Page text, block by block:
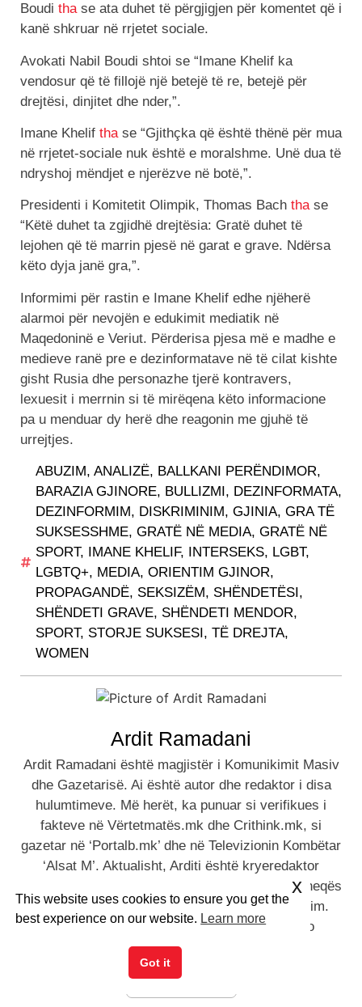
Boudi thase ata duhet të përgjigjen për komentet që i
kanë shkruar në rrjetet sociale.
Avokati Nabil Boudi shtoi se “Imane Khelif ka
vendosur që të fillojë një betejë të re, betejë për
drejtësi, dinjitet dhe nder,”.
Imane Khelif thase “Gjithçka që është thënë për mua
në rrjetet-sociale nuk është e moralshme. Unë dua të
ndryshoj mëndjet e njerëzve në botë,”.
Presidenti i Komitetit Olimpik, Thomas Bach thase
“Këtë duhet ta zgjidhë drejtësia: Gratë duhet të
lejohen që të marrin pjesë në garat e grave. Ndërsa
këto dyja janë gra,”.
Informimi për rastin e Imane Khelif edhe njëherë
alarmoi për nevojën e edukimit mediatik në
Maqedoninë e Veriut. Përderisa pjesa më e madhe e
medieve ranë pre e dezinformatave në të cilat kishte
gisht Rusia dhe personazhe tjerë kontravers,
lexuesit i merrnin si të mirëqena këto informacione
pa u menduar dy herë dhe reagonin me gjuhë të
urrejtjes.
ABUZIM, ANALIZË, BALLKANI PERËNDIMOR,
BARAZIA GJINORE, BULLIZMI, DEZINFORMATA,
DEZINFORMIM, DISKRIMINIM, GJINIA, GRA TË
SUKSESSHME, GRATË NË MEDIA, GRATË NË
SPORT, IMANE KHELIF, INTERSEKS, LGBT,
LGBTQ+, MEDIA, ORIENTIM GJINOR,
PROPAGANDË, SEKSIZËM, SHËNDETËSI,
SHËNDETI GRAVE, SHËNDETI MENDOR,
SPORT, STORJE SUKSESI, TË DREJTA,
WOMEN
Ardit Ramadani
Ardit Ramadani është magjistër i Komunikimit Masiv
dhe Gazetarisë. Ai është autor dhe redaktor i disa
hulumtimeve. Më herët, ka punuar si verifikues i
fakteve në Vërtetmatës.mk dhe Crithink.mk, si
gazetar në ‘Portalb.mk’ dhe në Televizionin Kombëtar
‘Alsat M’. Aktualisht, Arditi është kryeredaktor
përgjegjës në portalin ‘Mollekuqja.mk’ dhe udhëheqës
i hulumtimit në Forumin për Ndryshime në Arsim.
Arditi është bashkë-themelues në të dy këto
organizata.
Të gjitha postet
This website uses cookies to ensure you get the
best experience on our website. Learn more
Got it
x